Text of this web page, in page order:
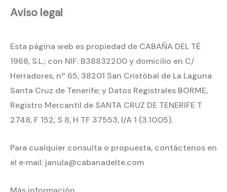
Aviso legal
Esta página web es propiedad de CABAÑA DEL TÉ
1968, S.L.; con NIF: B38832200 y domicilio en C/
Herradores, nº 65, 38201 San Cristóbal de La Laguna
Santa Cruz de Tenerife; y Datos Registrales BORME,
Registro Mercantil de SANTA CRUZ DE TENERIFE T
2748, F 152, S 8, H TF 37553, I/A 1 (3.10.05).
Para cualquier consulta o propuesta, contáctenos en
el e‐mail: janula@cabanadelte.com